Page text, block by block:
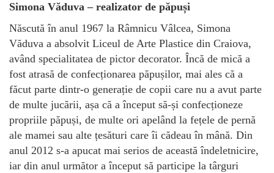
Simona Văduva – realizator de păpuși
Născută în anul 1967 la Râmnicu Vâlcea, Simona
Văduva a absolvit Liceul de Arte Plastice din Craiova,
având specialitatea de pictor decorator. Încă de mică a
fost atrasă de confecționarea păpușilor, mai ales că a
făcut parte dintr-o generație de copii care nu a avut parte
de multe jucării, așa că a început să-și confecționeze
propriile păpuși, de multe ori apelând la fețele de pernă
ale mamei sau alte țesături care îi cădeau în mână. Din
anul 2012 s-a apucat mai serios de această îndeletnicire,
iar din anul următor a început să participe la târguri